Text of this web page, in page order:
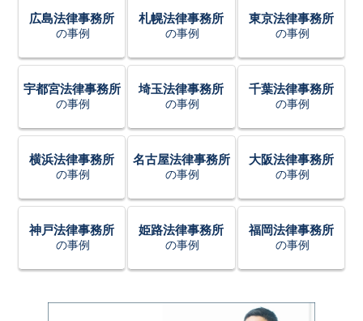
広島法律事務所
の事例
札幌法律事務所
の事例
東京法律事務所
の事例
宇都宮法律事務所
の事例
埼玉法律事務所
の事例
千葉法律事務所
の事例
横浜法律事務所
の事例
名古屋法律事務所
の事例
大阪法律事務所
の事例
神戸法律事務所
の事例
姫路法律事務所
の事例
福岡法律事務所
の事例